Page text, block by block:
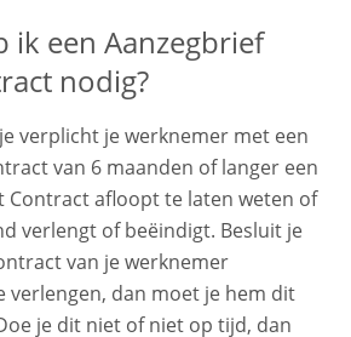
ik een Aanzegbrief
nodig?
verplicht je werknemer met een
van 6 maanden of langer een
Contract afloopt te laten weten of
verlengt of beëindigt. Besluit je
van je werknemer
verlengen, dan moet je hem dit
je dit niet of niet op tijd, dan